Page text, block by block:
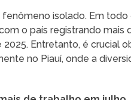
isolado. Em todo
o país registrando mais
Entretanto, é crucial
no Piauí, onde a